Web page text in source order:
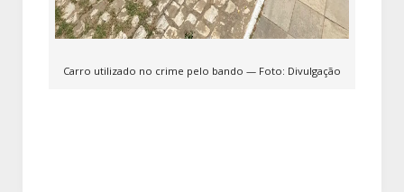
Carro utilizado no crime pelo bando — Foto: Divulgação